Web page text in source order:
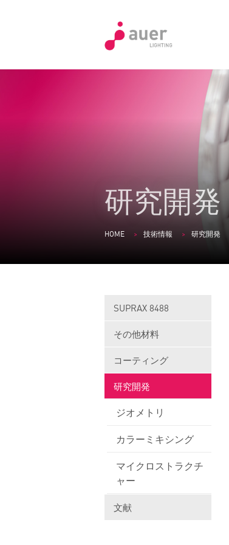
研究開発
HOME 技術情報 研究開発
SUPRAX 8488
その他材料
コーティング
研究開発
ジオメトリ
カラーミキシング
マイクロストラクチ
ャー
文献